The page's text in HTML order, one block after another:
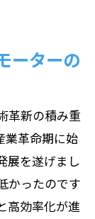
選びの重
選定のポ
新動向
を持つモ
ーターの
革新の積み重
業革命期に始
展を遂げまし
かったのです
高効率化が進